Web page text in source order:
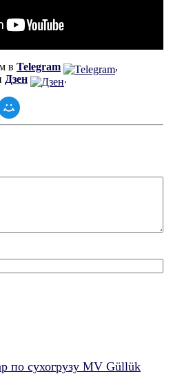
в Telegram
,
Дзен .
по сухогрузу MV Güllük